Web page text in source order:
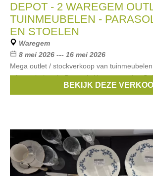
DEPOT - 2 WAREGEM
TUINMEUBELEN -
EN STOELEN
Waregem
8 mei 2026 --- 16 mei 2026
Mega outlet / stockverkoop van
tuinmeubelmerk. Parasols Houten stoelen
BEKIJK DEZE